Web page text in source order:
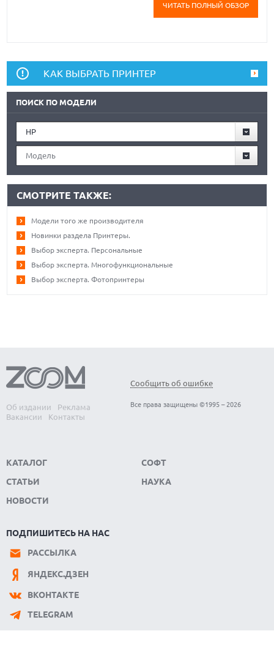
ЧИТАТЬ ПОЛНЫЙ ОБЗОР
КАК ВЫБРАТЬ ПРИНТЕР
ПОИСК ПО МОДЕЛИ
HP
Модель
СМОТРИТЕ ТАКЖЕ:
Модели того же производителя
Новинки раздела Принтеры.
Выбор эксперта. Персональные
Выбор эксперта. Многофункциональные
Выбор эксперта. Фотопринтеры
Об издании
Реклама
Вакансии
Контакты
Сообщить об ошибке
Все права защищены ©1995 – 2026
КАТАЛОГ
СТАТЬИ
НОВОСТИ
СОФТ
НАУКА
ПОДПИШИТЕСЬ НА НАС
РАССЫЛКА
ЯНДЕКС.ДЗЕН
ВКОНТАКТЕ
TELEGRAM